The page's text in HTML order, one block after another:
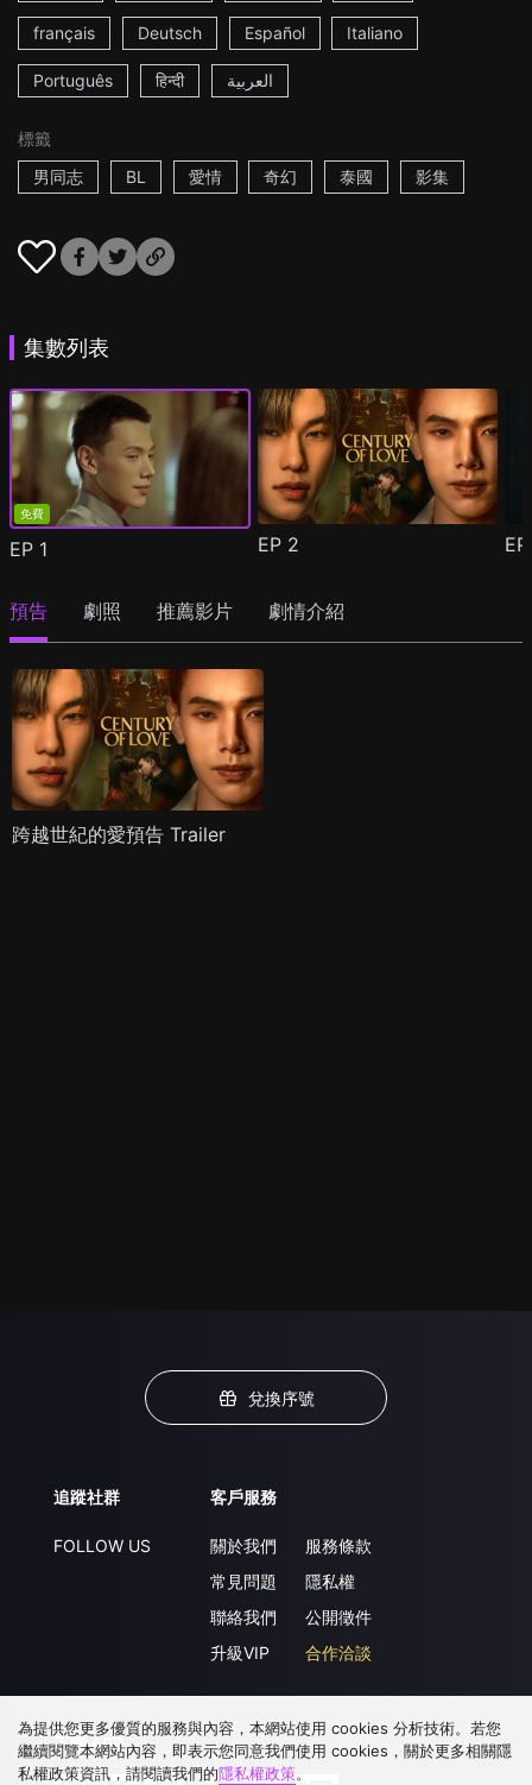
français Deutsch Español Italiano
Português हिन्दी العربية
標籤
男同志
BL 愛情 奇幻 泰國 影集
集數列表
免費
EP 1 EP 2
預告 劇照 推薦影片 劇情介紹
跨越世紀的愛預告 Trailer
兌換序號
追蹤社群
FOLLOW US
客戶服務
關於我們
常見問題
聯絡我們
升級VIP
服務條款
隱私權
公開徵件
合作洽談
下載 APP
為提供您更多優質的服務與內容，本網站使用 cookies 分析技術。若您
繼續閱覽本網站內容，即表示您同意我們使用 cookies，關於更多相關隱
私權政策資訊，請閱讀我們的隱私權政策。